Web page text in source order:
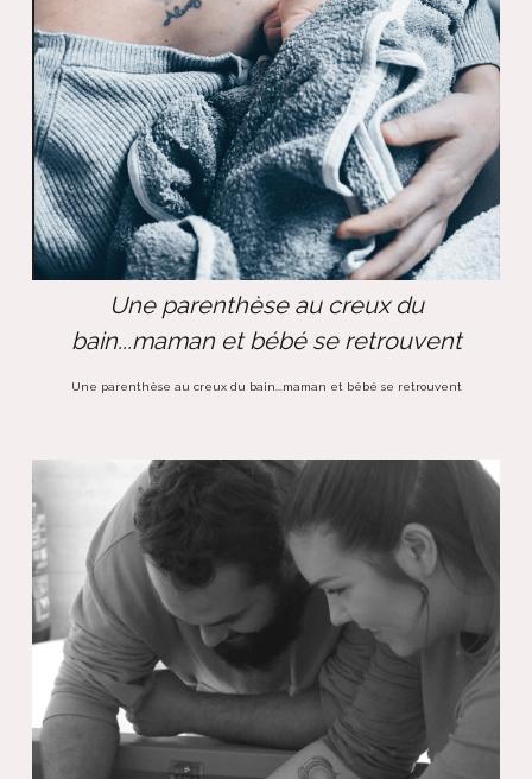
Une parenthèse au creux du
bain...maman et bébé se retrouvent
Une parenthèse au creux du bain...maman et bébé se retrouvent